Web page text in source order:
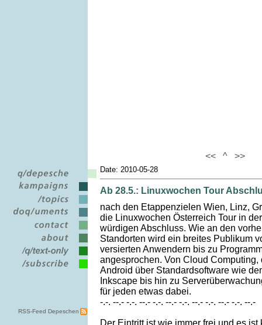
RSS-Feed Depeschen
<< ^ >>
Date: 2010-05-28
Ab 28.5.: Linuxwochen Tour
nach den Etappenzielen Wien, Linz,
die Linuxwochen Österreich Tour in
würdigen Abschluss. Wie an den
Standorten wird ein breites Publikum
versierten Anwendern bis zu
angesprochen. Von Cloud Computing,
Android über Standardsoftware wie
Inkscape bis hin zu
für jeden etwas dabei.
-.-. --.- -.-. --.- -.-. --.- -.-. --.- -.-. --.- -.-. --.-